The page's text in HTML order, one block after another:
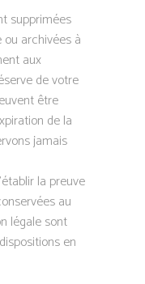
supprimées
archivées à
aux
de votre
être
de la
jamais
la preuve
au
légale sont
en